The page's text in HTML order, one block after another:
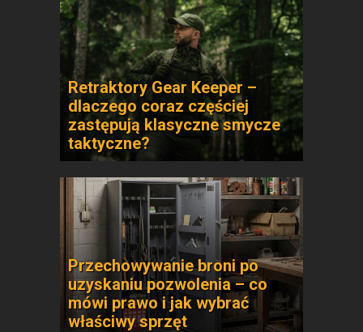
Retraktory Gear Keeper –
dlaczego coraz częściej
zastępują klasyczne smycze
taktyczne?
Przechowywanie broni po
uzyskaniu pozwolenia – co
mówi prawo i jak wybrać
właściwy sprzęt